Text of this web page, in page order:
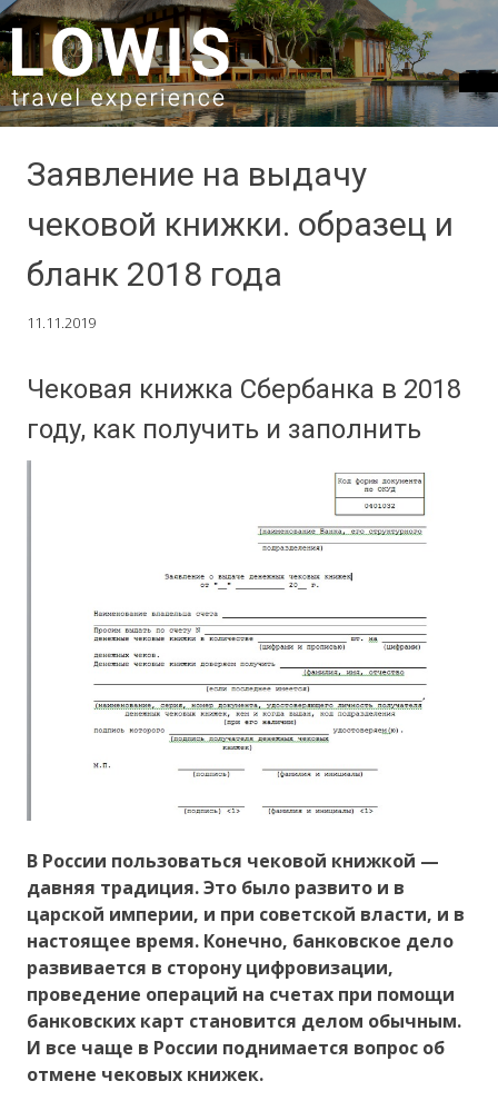
SKIP TO CONTENT
Заявление на выдачу
чековой книжки. образец и
бланк 2018 года
11.11.2019
Чековая книжка Сбербанка в 2018
году, как получить и заполнить
В России пользоваться чековой книжкой —
давняя традиция. Это было развито и в
царской империи, и при советской власти, и в
настоящее время. Конечно, банковское дело
развивается в сторону цифровизации,
проведение операций на счетах при помощи
банковских карт становится делом обычным.
И все чаще в России поднимается вопрос об
отмене чековых книжек.